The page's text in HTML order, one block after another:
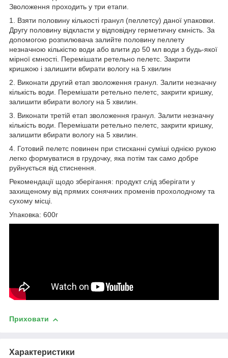
Зволоження проходить у три етапи.
1. Взяти половину кількості гранул (пеллетсу) даної упаковки.
Другу половину відкласти у відповідну герметичну ємність. За
допомогою розпилювача залийте половину пеллету
незначною кількістю води або влити до 50 мл води з будь-якої
мірної ємності. Перемішати ретельно пелетс. Закрити
кришкою і залишити вбирати вологу на 5 хвилин
2. Виконати другий етап зволоження гранул. Залити незначну
кількість води. Перемішати ретельно пелетс, закрити кришку,
залишити вбирати вологу на 5 хвилин.
3. Виконати третій етап зволоження гранул. Залити незначну
кількість води. Перемішати ретельно пелетс, закрити кришку,
залишити вбирати вологу на 5 хвилин.
4. Готовий пелетс повинен при стисканні суміші однією рукою
легко формуватися в грудочку, яка потім так само добре
руйнується від стиснення.
Рекомендації щодо зберігання: продукт слід зберігати у
захищеному від прямих сонячних променів прохолодному та
сухому місці.
Упаковка: 600г
Приховати
Характеристики